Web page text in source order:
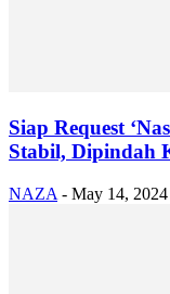
Siap Request
Stabil, Dipindah
NAZA - May 14, 2024